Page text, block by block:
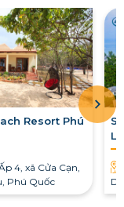
Resort Phú
4, xã Cửa Cạn,
Phú Quốc